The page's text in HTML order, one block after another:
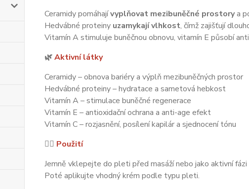
Ceramidy pomáhajívyplňovat mezibuněčné prostorya
Hedvábné proteiny uzamykají vlhkost, čímž zajišťují
Vitamín A stimuluje buněčnou obnovu, vitamín E působí
🌿Aktivní látky
Ceramidy – obnova bariéry a výplň mezibuněčných prostor
Hedvábné proteiny – hydratace a sametová hebkost
Vitamín A – stimulace buněčné regenerace
Vitamín E – antioxidační ochrana a anti-age efekt
Vitamín C – rozjasnění, posílení kapilár a sjednocení tónu
💆‍♀️ Použití
Jemně vklepejte do pleti před masáží nebo jako aktivní
Poté aplikujte vhodný krém podle typu pleti.